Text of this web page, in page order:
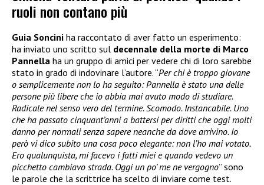
ruoli non contano più
Guia Soncini ha raccontato di aver fatto un esperimento:
ha inviato uno scritto sul decennale della morte di Marco
Pannella ha un gruppo di amici per vedere chi di loro sarebbe
stato in grado di indovinare l’autore. “Per chi è troppo giovane
o semplicemente non lo ha seguito: Pannella è stato una delle
persone più libere che io abbia mai avuto modo di studiare.
Radicale nel senso vero del termine. Scomodo. Instancabile. Uno
che ha passato cinquant’anni a battersi per diritti che oggi molti
danno per normali senza sapere neanche da dove arrivino. Io
però vi dico subito una cosa poco elegante: non l’ho mai votato.
Ero qualunquista, mi facevo i fatti miei e quando vedevo un
picchetto cambiavo strada. Oggi un po’ me ne vergogno” sono
le parole che la scrittrice ha scelto di inviare come test.